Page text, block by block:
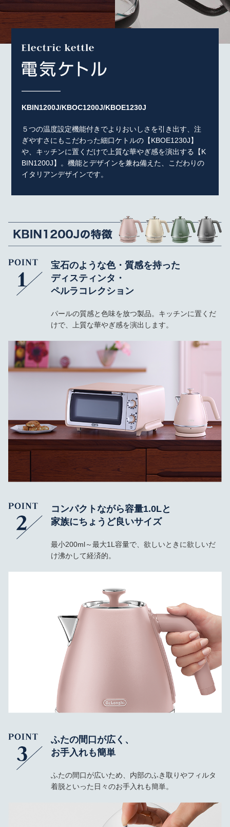
KBIN1200J/KBOC1200J/KBOE1230J
５つの温度設定機能付きでよりおいしさを引き出す、注
ぎやすさにもこだわった細口ケトルの【KBOE1230J】
や、キッチンに置くだけで上質な華やぎ感を演出する【K
BIN1200J】。機能とデザインを兼ね備えた、こだわりの
イタリアンデザインです。
宝石のような色・質感を持った
ディスティンタ・
ペルラコレクション
パールの質感と色味を放つ製品。キッチンに置くだ
けで、上質な華やぎ感を演出します。
コンパクトながら容量1.0Lと
家族にちょうど良いサイズ
最小200ml～最大1L容量で、欲しいときに欲しいだ
け沸かして経済的。
ふたの間口が広く、
お手入れも簡単
ふたの間口が広いため、内部のふき取りやフィルタ
着脱といった日々のお手入れも簡単。